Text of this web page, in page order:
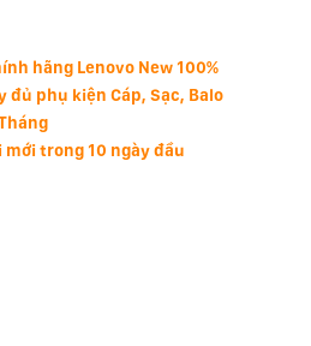
hãng Lenovo New 100%
đủ phụ kiện Cáp, Sạc, Balo
mới trong 10 ngày đầu